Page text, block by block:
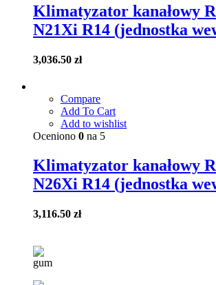
Klimatyzator kanałowy
N21Xi R14 (jednostka
3,036.50 zł
Compare
Add To Cart
Add to wishlist
Oceniono 0 na 5
Klimatyzator kanałowy
N26Xi R14 (jednostka
3,116.50 zł